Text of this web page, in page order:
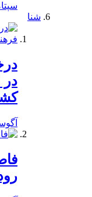
سپتامبر
شنا
در
آگوست